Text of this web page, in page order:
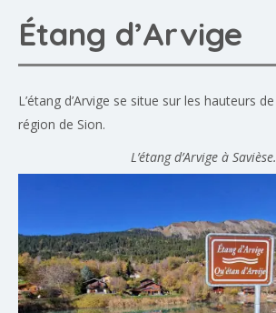
Étang d’Arvige
L’étang d’Arvige se situe sur les hauteurs de
région de Sion.
L’étang d’Arvige à Savièse.